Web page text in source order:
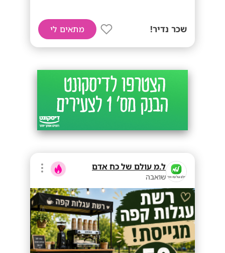
שכר נדיר! מתאים לי
ל.מ עולם של כח אדם
שואבה